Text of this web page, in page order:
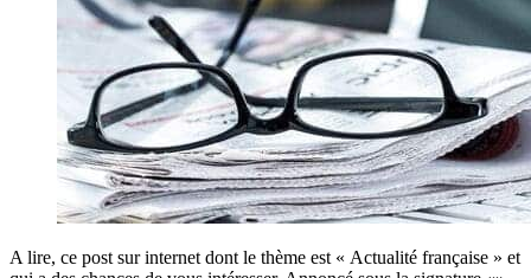
A lire, ce post sur internet dont le thème est « Actualité française » et